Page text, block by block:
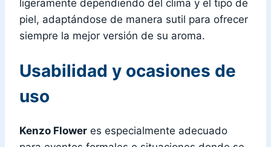
ligeramente dependiendo del clima y el tipo de
piel, adaptándose de manera sutil para ofrecer
siempre la mejor versión de su aroma.
Usabilidad y ocasiones de
uso
Kenzo Flower es especialmente adecuado